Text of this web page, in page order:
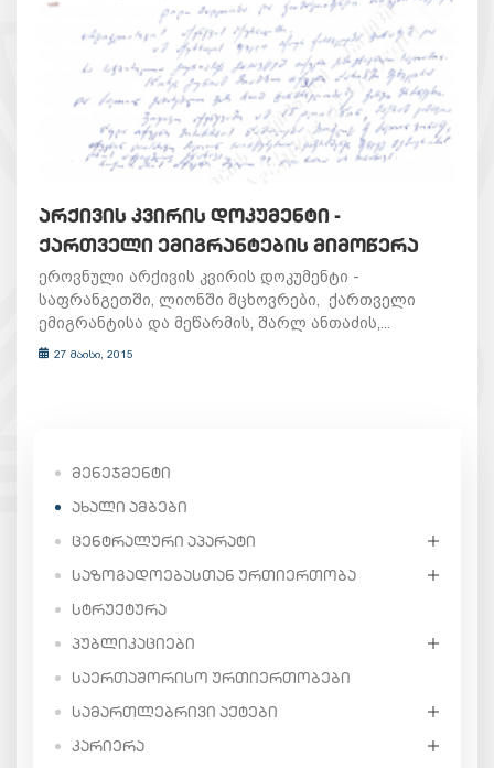
ᲐᲠᲥᲘᲕᲘᲡ ᲙᲕᲘᲠᲘᲡ ᲓᲝᲙᲣᲛᲔᲜᲢᲘ -
ᲥᲐᲠᲗᲕᲔᲚᲘ ᲔᲛᲘᲒᲠᲐᲜᲢᲔᲑᲘᲡ ᲛᲘᲛᲝᲬᲔᲠᲐ
ეროვნული არქივის კვირის დოკუმენტი -
საფრანგეთში, ლიონში მცხოვრები, ქართველი
ემიგრანტისა და მეწარმის, შარლ ანთაძის,...
27 მაისი, 2015
ᲛᲔᲜᲔᲯᲛᲔᲜᲢᲘ
ᲐᲮᲐᲚᲘ ᲐᲛᲑᲔᲑᲘ
ᲪᲔᲜᲢᲠᲐᲚᲣᲠᲘ ᲐᲞᲐᲠᲐᲢᲘ
ᲡᲐᲖᲝᲒᲐᲓᲝᲔᲑᲐᲡᲗᲐᲜ ᲣᲠᲗᲘᲔᲠᲗᲝᲑᲐ
ᲡᲢᲠᲣᲥᲢᲣᲠᲐ
ᲞᲣᲑᲚᲘᲙᲐᲪᲘᲔᲑᲘ
ᲡᲐᲔᲠᲗᲐᲨᲝᲠᲘᲡᲝ ᲣᲠᲗᲘᲔᲠᲗᲝᲑᲔᲑᲘ
ᲡᲐᲛᲐᲠᲗᲚᲔᲑᲠᲘᲕᲘ ᲐᲥᲢᲔᲑᲘ
ᲙᲐᲠᲘᲔᲠᲐ